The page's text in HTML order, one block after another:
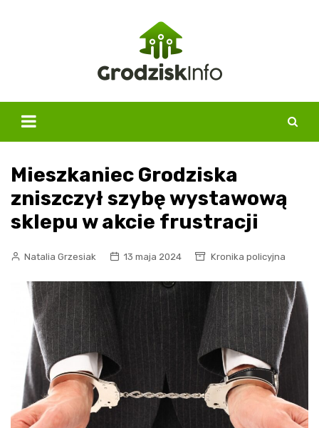
Mieszkaniec Grodziska
zniszczył szybę wystawową
sklepu w akcie frustracji
Natalia Grzesiak 13 maja 2024 Kronika policyjna